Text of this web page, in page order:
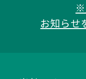
※
お知らせ